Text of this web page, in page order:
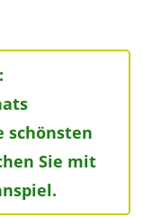
schönsten
Sie mit